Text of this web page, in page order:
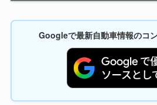
Googleで最新自動車情報のコ